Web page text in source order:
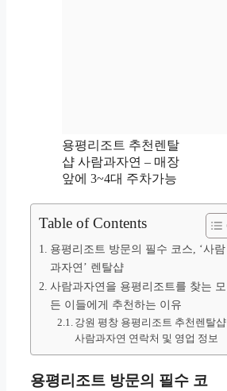
용평리조트 추천렌탈
샵 사람과자연 – 매장
앞에 3~4대 주차가능
Table of Contents
용평리조트 방문의 필수 코스, ‘사람
과자연’ 렌탈샵
사람과자연을 용평리조트를 찾는 모
든 이들에게 추천하는 이유
강원 평창 용평리조트 추천렌탈샵
사람과자연 연락처 및 영업 정보
용평리조트 방문의 필수 코